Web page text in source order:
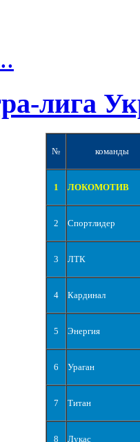
лига
№ команды
1 ЛОКОМОТИВ
2 Спортлидер
3 ЛТК
4 Кардинал
5 Энергия
6 Ураган
7 Титан
8 Лукас